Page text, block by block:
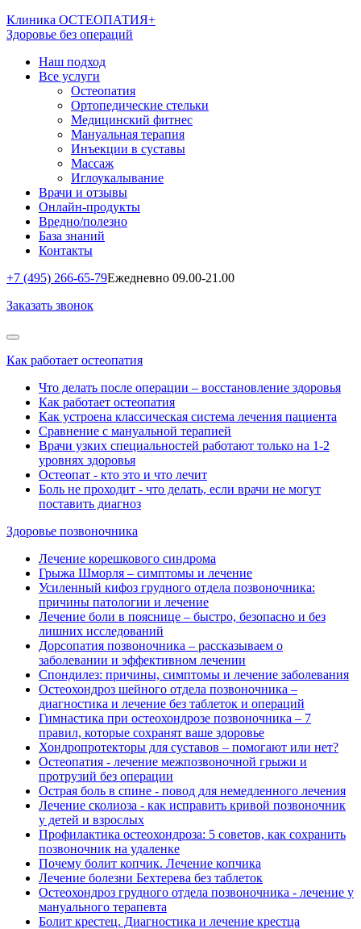
Клиника ОСТЕОПАТИЯ+
Здоровье без операций
Наш подход
Все услуги
Остеопатия
Ортопедические стельки
Медицинский фитнес
Мануальная терапия
Инъекции в суставы
Массаж
Иглоукалывание
Врачи и отзывы
Онлайн-продукты
Вредно/полезно
База знаний
Контакты
+7 (495) 266-65-79Ежедневно 09.00-21.00
Заказать звонок
Как работает остеопатия
Что делать после операции ‒ восстановление здоровья
Как работает остеопатия
Как устроена классическая система лечения пациента
Сравнение с мануальной терапией
Врачи узких специальностей работают только на 1-2
уровнях здоровья
Остеопат - кто это и что лечит
Боль не проходит - что делать, если врачи не могут
поставить диагноз
Здоровье позвоночника
Лечение корешкового синдрома
Грыжа Шморля ‒ симптомы и лечение
Усиленный кифоз грудного отдела позвоночника:
причины патологии и лечение
Лечение боли в пояснице ‒ быстро, безопасно и без
лишних исследований
Дорсопатия позвоночника ‒ рассказываем о
заболевании и эффективном лечении
Спондилез: причины, симптомы и лечение заболевания
Остеохондроз шейного отдела позвоночника ‒
диагностика и лечение без таблеток и операций
Гимнастика при остеохондрозе позвоночника ‒ 7
правил, которые сохранят ваше здоровье
Хондропротекторы для суставов ‒ помогают или нет?
Остеопатия - лечение межпозвоночной грыжи и
протрузий без операции
Острая боль в спине - повод для немедленного лечения
Лечение сколиоза - как исправить кривой позвоночник
у детей и взрослых
Профилактика остеохондроза: 5 советов, как сохранить
позвоночник на удаленке
Почему болит копчик. Лечение копчика
Лечение болезни Бехтерева без таблеток
Остеохондроз грудного отдела позвоночника - лечение у
мануального терапевта
Болит крестец. Диагностика и лечение крестца